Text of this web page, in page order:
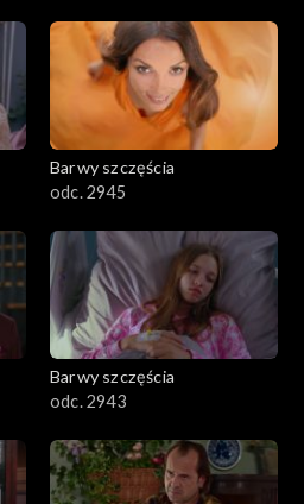
Barwy szczęścia
odc. 2945
Barwy szczęścia
odc. 2943